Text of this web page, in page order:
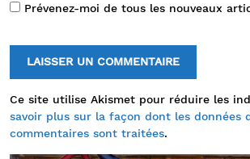
Prévenez-moi de tous les nouveaux
Ce site utilise Akismet pour réduire les
savoir plus sur la façon dont les données
commentaires sont traitées.